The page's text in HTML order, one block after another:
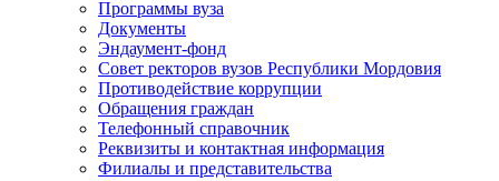
Программы вуза
Документы
Эндаумент-фонд
Совет ректоров вузов Республики Мордовия
Противодействие коррупции
Обращения граждан
Телефонный справочник
Реквизиты и контактная информация
Филиалы и представительства